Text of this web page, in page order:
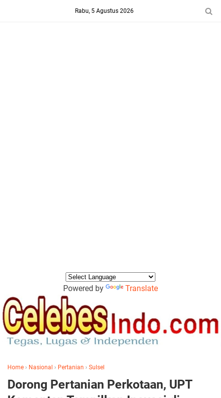
Rabu, 5 Agustus 2026
Powered by Translate
Home › Nasional › Pertanian › Sulsel
Dorong Pertanian Perkotaan, UPT